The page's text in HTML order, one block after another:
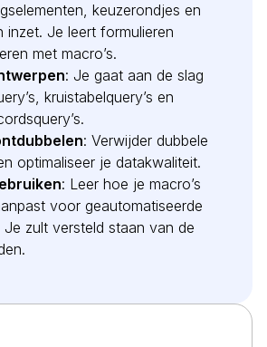
keuzerondjes en
inzet. Je leert formulieren
met macro’s.
: Je gaat aan de slag
kruistabelquery’s en
: Verwijder dubbele
optimaliseer je datakwaliteit.
: Leer hoe je macro’s
voor geautomatiseerde
Je zult versteld staan van de